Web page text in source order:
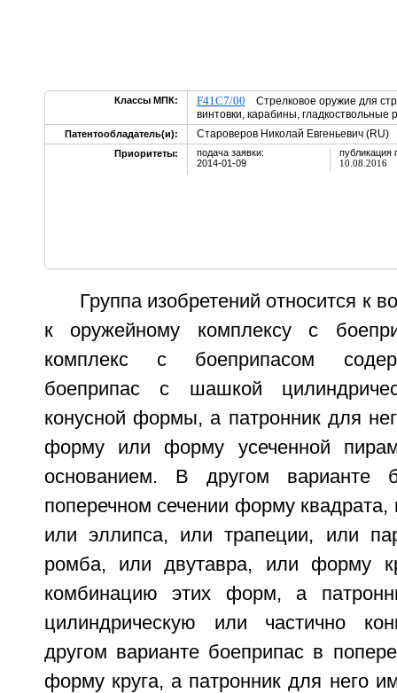
Классы МПК: F41C7/00 Стрелковое оружие для
винтовки, карабины, гладкоствольные
Патентообладатель(и): Староверов Николай Евгеньевич (RU)
Приоритеты:
подача заявки:
2014-01-09
публикация
10.08.2016
Группа изобретений относится к
к оружейному комплексу с
комплекс с боеприпасом
боеприпас с шашкой
конусной формы, а патронник для
форму или форму усеченной
основанием. В другом варианте
поперечном сечении форму квадрата,
или эллипса, или трапеции, или
ромба, или двутавра, или форму
комбинацию этих форм, а
цилиндрическую или частично
другом варианте боеприпас в
форму круга, а патронник для него